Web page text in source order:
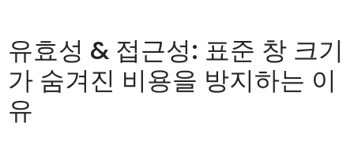
유효성 & 접근성: 표준 창 크기
가 숨겨진 비용을 방지하는 이
유